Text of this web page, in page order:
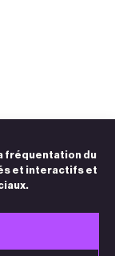
fréquentation du
et interactifs et